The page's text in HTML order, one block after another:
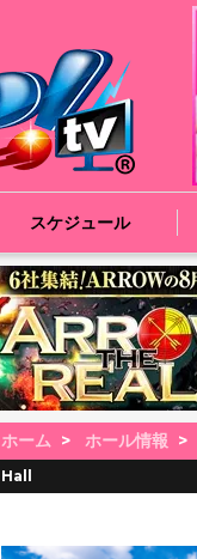
スケジュール
ホーム ホール情報
Hall